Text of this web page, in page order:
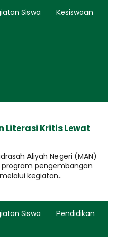
Siswa
Kesiswaan
Literasi Kritis Lewat
Aliyah Negeri (MAN)
pengembangan
kegiatan..
Siswa Pendidikan